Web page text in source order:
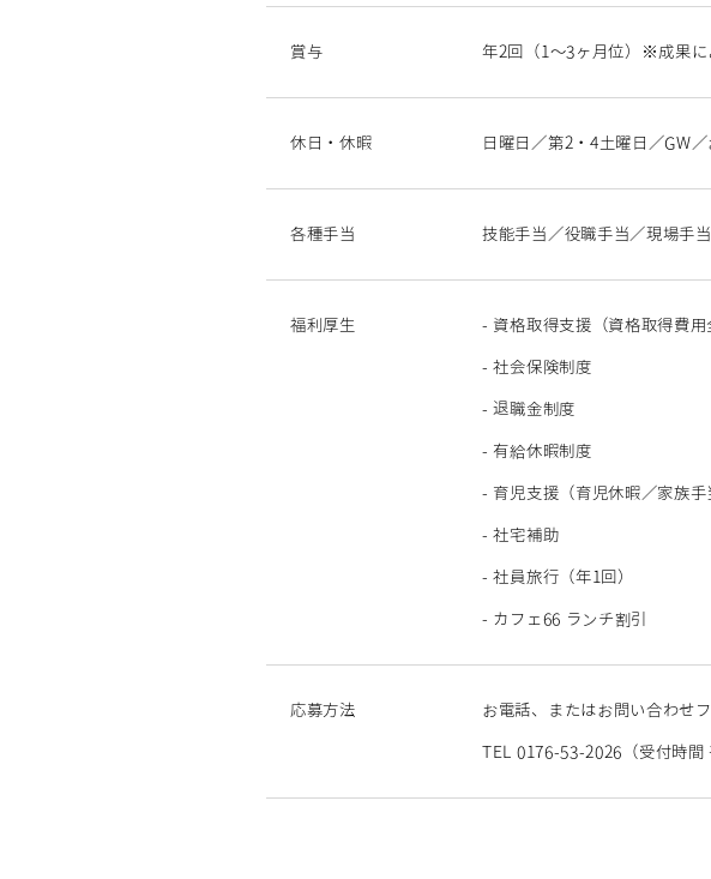
賞与 年2回（1～3ヶ月位）※成果に
休日・休暇 日曜日／第2・4土曜日／GW
各種手当 技能手当／役職手当／現場手
福利厚生 - 資格取得支援（資格取得費用
- 社会保険制度
- 退職金制度
- 有給休暇制度
- 育児支援（育児休暇／家族手
- 社宅補助
- 社員旅行（年1回）
- カフェ66 ランチ割引
応募方法 お電話、またはお問い合わせ
TEL 0176-53-2026（受付時間